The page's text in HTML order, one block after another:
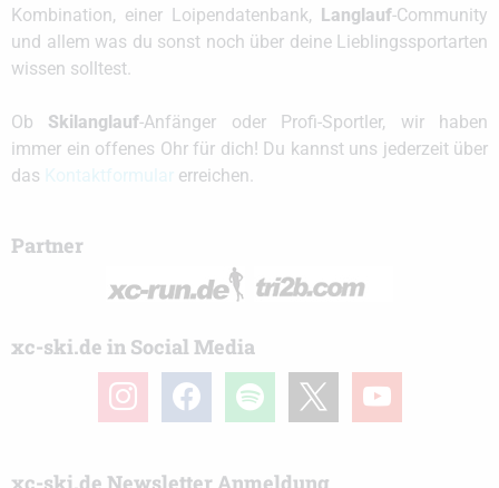
Kombination, einer Loipendatenbank, Langlauf-Community
und allem was du sonst noch über deine Lieblingssportarten
wissen solltest.
Ob Skilanglauf-Anfänger oder Profi-Sportler, wir haben
immer ein offenes Ohr für dich! Du kannst uns jederzeit über
das
erreichen.
Partner
xc-ski.de in Social Media
instagramfacebook spotify youtube
xc-ski.de Newsletter Anmeldung